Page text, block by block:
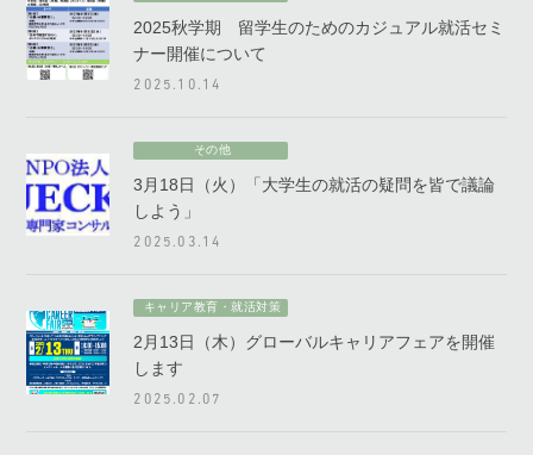
2025秋学期 留学生のためのカジュアル就活セミ
ナー開催について
2025.10.14
その他
3月18日（火）「大学生の就活の疑問を皆で議論
しよう」
2025.03.14
キャリア教育・就活対策
2月13日（木）グローバルキャリアフェアを開催
します
2025.02.07